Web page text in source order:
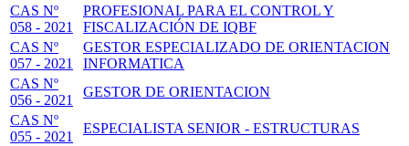
CAS Nº
058 - 2021
PROFESIONAL PARA EL CONTROL Y
FISCALIZACIÓN DE IQBF
CAS Nº
057 - 2021
GESTOR ESPECIALIZADO DE ORIENTACION
INFORMATICA
CAS Nº
056 - 2021
GESTOR DE ORIENTACION
CAS Nº
055 - 2021
ESPECIALISTA SENIOR - ESTRUCTURAS